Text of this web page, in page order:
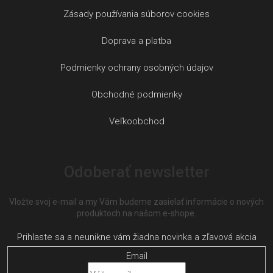
Zásady používania súborov cookies
Doprava a platba
Podmienky ochrany osobných údajov
Obchodné podmienky
Veľkoobchod
Vložte svoj e-mail a my Vám budeme zasielať informácie o nových
produktoch na našom e-shope.
Email